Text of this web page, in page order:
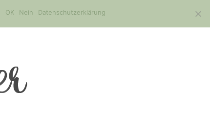
OK Nein Datenschutzerklärung